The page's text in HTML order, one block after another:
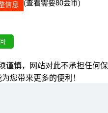
信息 (查看需要80金币)
谨慎，网站对此不承担任何保
您带来更多的便利！